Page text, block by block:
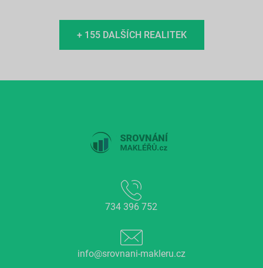
+ 155 DALŠÍCH REALITEK
734 396 752
info@srovnani-makleru.cz